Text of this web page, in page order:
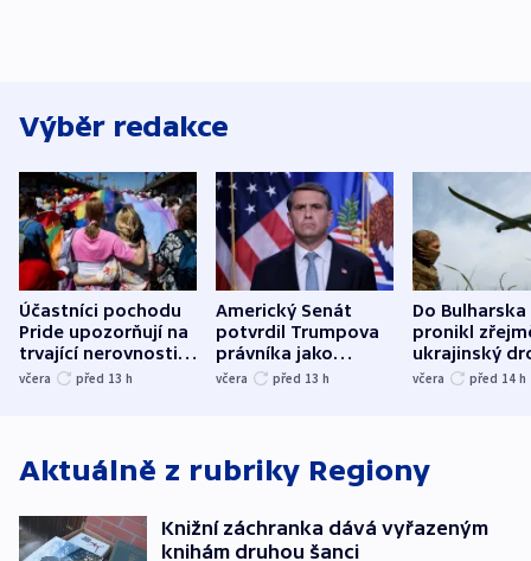
Výběr redakce
Účastníci pochodu
Pride upozorňují na
trvající nerovnosti i
společenskou
včera před 13 h
Americký Senát
potvrdil Trumpova
právníka jako
ministra
včera před 13 h
Do Bulharska
pronikl
ukrajinský
explodoval
včera před 14 h
Aktuálně z rubriky Regiony
Knižní záchranka dává vyřazeným
knihám druhou šanci